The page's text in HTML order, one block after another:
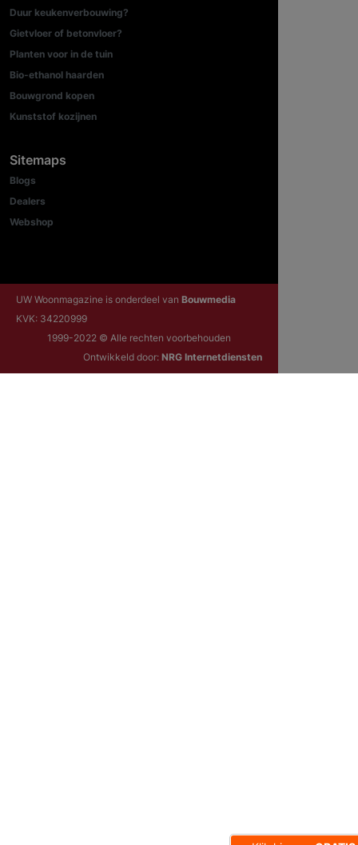
Duur keukenverbouwing?
Gietvloer of betonvloer?
Planten voor in de tuin
Bio-ethanol haarden
Bouwgrond kopen
Kunststof kozijnen
Sitemaps
Blogs
Dealers
Webshop
UW Woonmagazine is onderdeel van Bouwmedia
KVK: 34220999
1999-2022 © Alle rechten voorbehouden
Ontwikkeld door: NRG Internetdiensten